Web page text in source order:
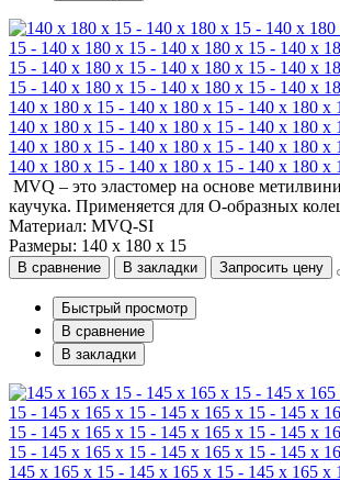
140 x 180 x 15 - 140 x 180 x 15 - 140 x 180 x
140 x 180 x 15 - 140 x 180 x 15 - 140 x 180 x
140 x 180 x 15 - 140 x 180 x 15 - 140 x 180 x
140 x 180 x 15 - 140 x 180 x 15 - 140 x 180 x
MVQ – это эластомер на основе
каучука. Применяется для О-образных
Материал: MVQ-SI
Размеры: 140 x 180 x 15
В сравнение В закладки Запросить цену
Быстрый просмотр
В сравнение
В закладки
145 x 165 x 15 - 145 x 165 x 15 - 145 x 165 x